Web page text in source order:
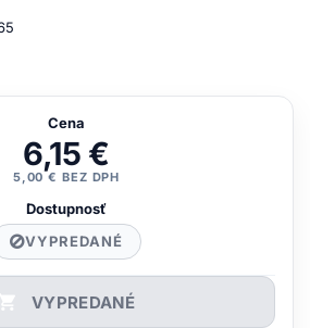
Cena
6,15 €
5,00 € BEZ DPH
Dostupnosť
VYPREDANÉ
VYPREDANÉ